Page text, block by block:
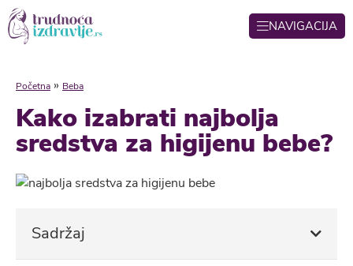
NAVIGACIJA
Početna » Beba
Kako izabrati najbolja
sredstva za higijenu bebe?
Sadržaj